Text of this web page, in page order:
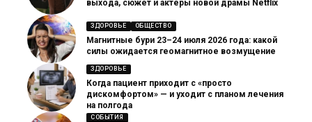
выхода, сюжет и актеры новой драмы Netflix
ЗДОРОВЬЕ ОБЩЕСТВО
Магнитные бури 23–24 июля 2026 года: какой
силы ожидается геомагнитное возмущение
ЗДОРОВЬЕ
Когда пациент приходит с «просто
дискомфортом» — и уходит с планом лечения
на полгода
СОБЫТИЯ